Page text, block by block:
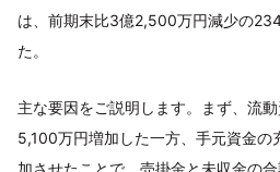
は、前期末比3億2,500万円減少の
た。
主な要因をご説明します。まず、流
5,100万円増加した一方、手元資金の
加させたことで、売掛金と未収金の